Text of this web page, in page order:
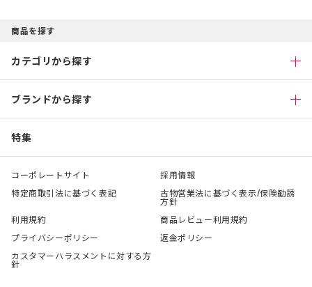
商品を探す
カテゴリから探す
ブランドから探す
特集
コーポレートサイト
採用情報
特定商取引法に基づく表記
古物営業法に基づく表示/保険勧誘
方針
利用規約
商品レビュー利用規約
プライバシーポリシー
返金ポリシー
カスタマーハラスメントに対する方
針